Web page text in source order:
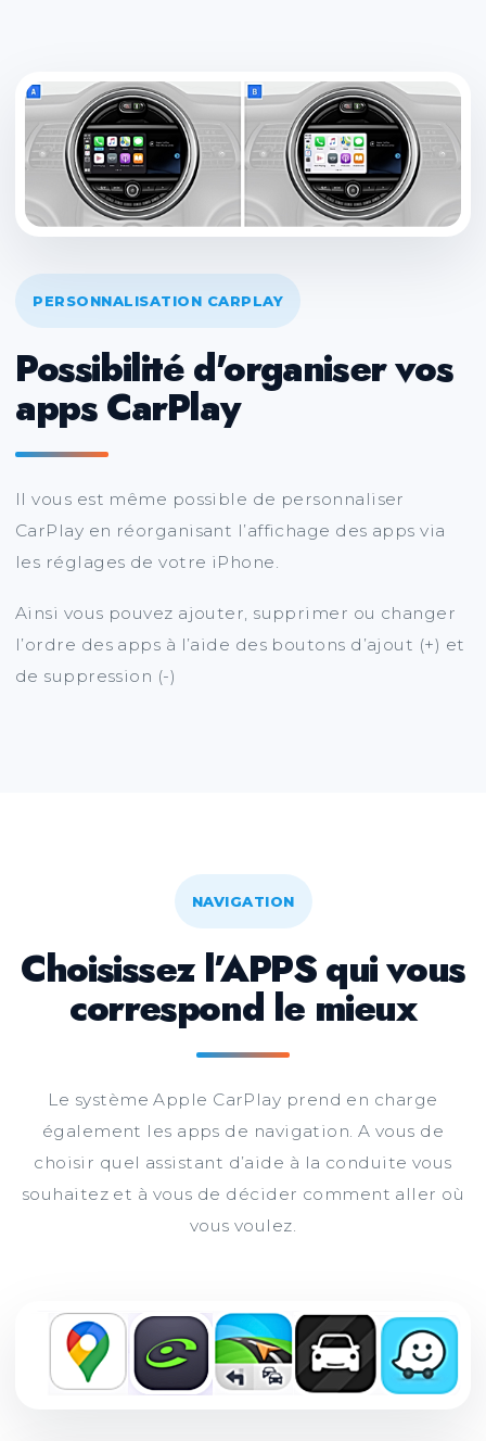
PERSONNALISATION CARPLAY
Possibilité d'organiser vos
apps CarPlay
Il vous est même possible de personnaliser
CarPlay en réorganisant l’affichage des apps via
les réglages de votre iPhone.
Ainsi vous pouvez ajouter, supprimer ou changer
l’ordre des apps à l’aide des boutons d’ajout (+) et
de suppression (-)
NAVIGATION
Choisissez l’APPS qui vous
correspond le mieux
Le système Apple CarPlay prend en charge
également les apps de navigation. A vous de
choisir quel assistant d’aide à la conduite vous
souhaitez et à vous de décider comment aller où
vous voulez.